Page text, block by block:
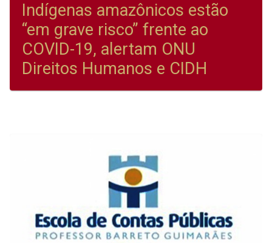
Indígenas amazônicos estão
“em grave risco” frente ao
COVID-19, alertam ONU
Direitos Humanos e CIDH